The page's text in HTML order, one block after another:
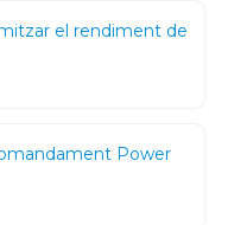
el rendiment de
Power